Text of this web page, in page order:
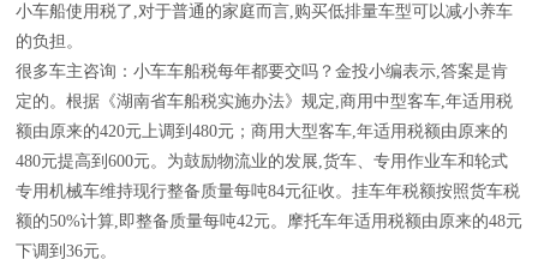
小车船使用税了,对于普通的家庭而言,购买低排量车型可以减小养车
的负担。
很多车主咨询：小车车船税每年都要交吗？金投小编表示,答案是肯
定的。根据《湖南省车船税实施办法》规定,商用中型客车,年适用税
额由原来的420元上调到480元；商用大型客车,年适用税额由原来的
480元提高到600元。为鼓励物流业的发展,货车、专用作业车和轮式
专用机械车维持现行整备质量每吨84元征收。挂车年税额按照货车税
额的50%计算,即整备质量每吨42元。摩托车年适用税额由原来的48元
下调到36元。